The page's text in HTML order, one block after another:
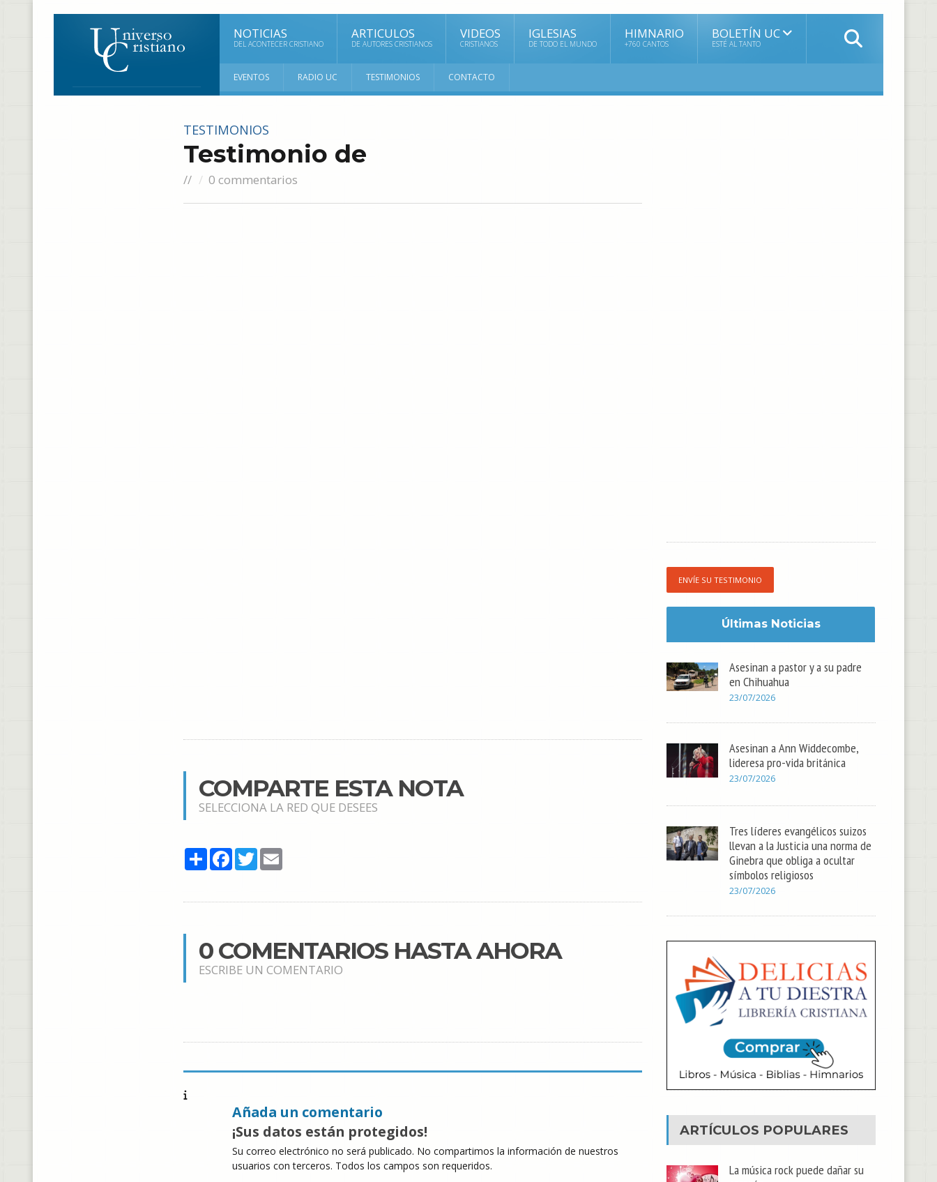
NOTICIAS
DEL ACONTECER CRISTIANO
ARTICULOS
DE AUTORES CRISTIANOS
VIDEOS
CRISTIANOS
IGLESIAS
DE TODO EL MUNDO
HIMNARIO
+760 CANTOS
BOLETÍN UC
ESTÉ AL TANTO
EVENTOS RADIO UC TESTIMONIOS CONTACTO
TESTIMONIOS
Testimonio de
// 0 commentarios
COMPARTE ESTA NOTA
SELECCIONA LA RED QUE DESEES
ShareFacebook
TwitterEmail
0 COMENTARIOS HASTA AHORA
ESCRIBE UN COMENTARIO
Añada un comentario
¡Sus datos están protegidos!
Su correo electrónico no será publicado. No compartimos la información de nuestros
usuarios con terceros. Todos los campos son requeridos.
ENVÍE SU TESTIMONIO
Últimas Noticias
Asesinan a pastor y a su padre
en Chihuahua
23/07/2026
Asesinan a Ann Widdecombe,
lideresa pro-vida británica
23/07/2026
Tres líderes evangélicos suizos
llevan a la Justicia una norma de
Ginebra que obliga a ocultar
símbolos religiosos
23/07/2026
ARTÍCULOS POPULARES
La música rock puede dañar su